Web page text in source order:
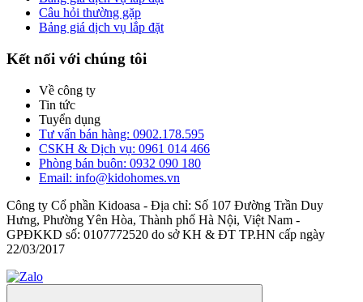
Câu hỏi thường gặp
Bảng giá dịch vụ lắp đặt
Kết nối với chúng tôi
Về công ty
Tin tức
Tuyển dụng
Tư vấn bán hàng: 0902.178.595
CSKH & Dịch vụ: 0961 014 466
Phòng bán buôn: 0932 090 180
Email: info@kidohomes.vn
Công ty Cổ phần Kidoasa - Địa chỉ: Số 107 Đường Trần Duy
Hưng, Phường Yên Hòa, Thành phố Hà Nội, Việt Nam -
GPĐKKD số: 0107772520 do sở KH & ĐT TP.HN cấp ngày
22/03/2017